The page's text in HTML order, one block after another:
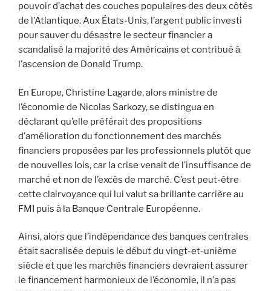
pouvoir d’achat des couches populaires des deux côtés
de l’Atlantique. Aux États-Unis, l’argent public investi
pour sauver du désastre le secteur financier a
scandalisé la majorité des Américains et contribué à
l’ascension de Donald Trump.
En Europe, Christine Lagarde, alors ministre de
l’économie de Nicolas Sarkozy, se distingua en
déclarant qu’elle préférait des propositions
d’amélioration du fonctionnement des marchés
financiers proposées par les professionnels plutôt que
de nouvelles lois, car la crise venait de l’insuffisance de
marché et non de l’excès de marché. C’est peut-être
cette clairvoyance qui lui valut sa brillante carrière au
FMI puis à la Banque Centrale Européenne.
Ainsi, alors que l’indépendance des banques centrales
était sacralisée depuis le début du vingt-et-unième
siècle et que les marchés financiers devraient assurer
le financement harmonieux de l’économie, il n’a pas